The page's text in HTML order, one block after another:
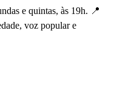
e quintas, às 19h. 📍
voz popular e